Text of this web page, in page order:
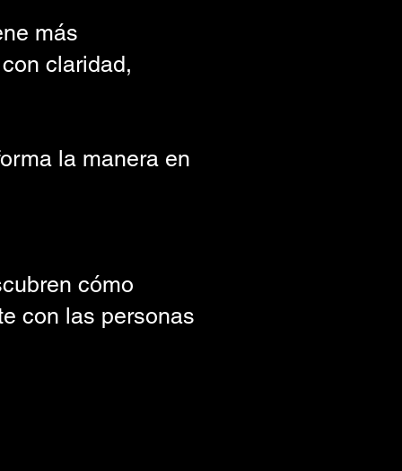
más
claridad,
la manera en
cómo
con las personas